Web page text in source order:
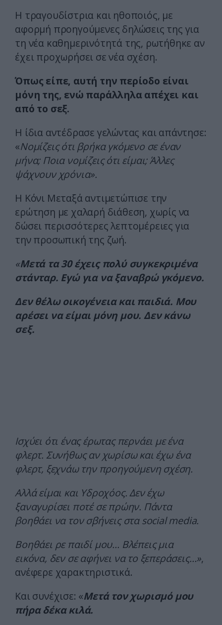
Η τραγουδίστρια και ηθοποιός, με
αφορμή προηγούμενες δηλώσεις της για
τη νέα καθημερινότητά της, ρωτήθηκε αν
έχει προχωρήσει σε νέα σχέση.
Όπως είπε, αυτή την περίοδο είναι
μόνη της, ενώ παράλληλα απέχει και
από το σεξ.
Η ίδια αντέδρασε γελώντας και απάντησε:
«Νομίζεις ότι βρήκα γκόμενο σε έναν
μήνα; Ποια νομίζεις ότι είμαι; Άλλες
ψάχνουν χρόνια».
Η Κόνι Μεταξά αντιμετώπισε την
ερώτηση με χαλαρή διάθεση, χωρίς να
δώσει περισσότερες λεπτομέρειες για
την προσωπική της ζωή.
«Μετά τα 30 έχεις πολύ συγκεκριμένα
στάνταρ. Εγώ για να ξαναβρώ γκόμενο.
Δεν θέλω οικογένεια και παιδιά. Μου
αρέσει να είμαι μόνη μου. Δεν κάνω
σεξ.
Ισχύει ότι ένας έρωτας περνάει με ένα
φλερτ. Συνήθως αν χωρίσω και έχω ένα
φλερτ, ξεχνάω την προηγούμενη σχέση.
Αλλά είμαι και Υδροχόος. Δεν έχω
ξαναγυρίσει ποτέ σε πρώην. Πάντα
βοηθάει να τον σβήνεις στα social media.
Βοηθάει ρε παιδί μου… Βλέπεις μια
εικόνα, δεν σε αφήνει να το ξεπεράσεις…»,
ανέφερε χαρακτηριστικά.
Και συνέχισε: «Μετά τον χωρισμό μου
πήρα δέκα κιλά.